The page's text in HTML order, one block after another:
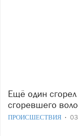
Ещё один сгорел на работе: труп заживо
сгоревшего
ПРОИСШЕСТВИЯ